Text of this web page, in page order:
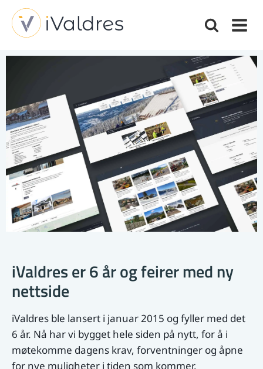
iValdres er 6 år og feirer med ny
nettside
iValdres ble lansert i januar 2015 og fyller med det
6 år. Nå har vi bygget hele siden på nytt, for å i
møtekomme dagens krav, forventninger og åpne
for nye muligheter i tiden som kommer.